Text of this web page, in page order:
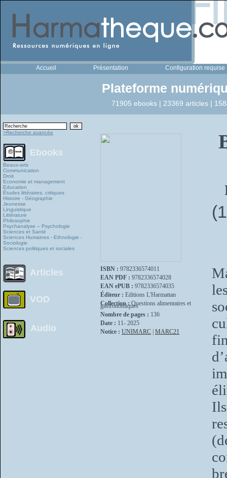
Accueil Présentation Configuration requise
Plateforme
71905 ebooks | 23369 articles |
>Recherche avancée
Ebooks
Beaux-arts
Communication
Droit
Economie et management
Education
Études littéraires, critiques
Histoire - Géographie
Jeunesse
Linguistique
Littérature
Philosophie
Psychanalyse – Psychologie
Sciences et Santé
Sciences Humaines - Ethnologie -
Sociologie
Sciences politiques et sociales
Articles
VOD
Audio
ISBN : 9782336574011
EAN PDF : 9782336574028
EAN ePUB : 9782336574035
Éditeur : Editions L'Harmattan
Collection :Questions alimentaires et
gastronomiques
Nombre de pages : 136
Date : 11- 2025
Notice : UNIMARC MARC21